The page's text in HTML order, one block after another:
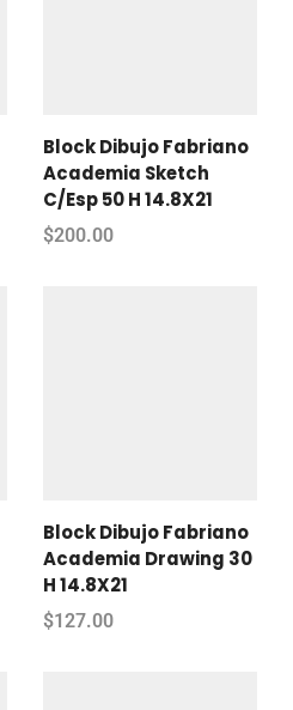
Block Dibujo Fabriano
Academia Sketch
C/Esp 50 H 14.8X21
$200.00
Block Dibujo Fabriano
Academia Drawing 30
H 14.8X21
$127.00